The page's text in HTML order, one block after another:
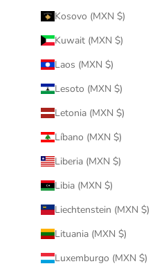
Kosovo (MXN $)
Kuwait (MXN $)
Laos (MXN $)
Lesoto (MXN $)
Letonia (MXN $)
Líbano (MXN $)
Liberia (MXN $)
Libia (MXN $)
Liechtenstein (MXN $)
Lituania (MXN $)
Luxemburgo (MXN $)